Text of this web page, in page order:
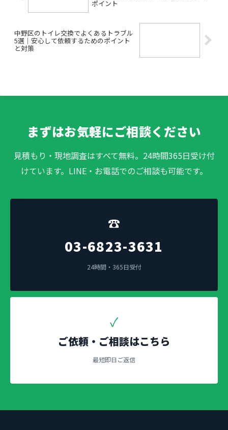
ポイント
中野区のトイレ交換でよくあるトラブル
5選｜安心して依頼するためのポイント
と対策
まずはお気軽にご相談ください
見積もり・現地調査はすべて無料。24時間365日受け付
けています。LINE・お電話でのご相談も可能です。
☎
03-6823-3631
24時間・365日受付
✓
ご依頼・ご相談はこちら
最短即日ご返信